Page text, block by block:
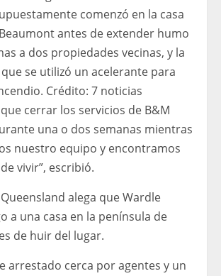
comenzó en la casa
antes de extender humo
a dos propiedades vecinas, y la
se utilizó un acelerante para
Crédito: 7 noticias
cerrar los servicios de B&M
una o dos semanas mientras
nuestro equipo y encontramos
vivir”, escribió.
alega que Wardle
a una casa en la península de
de huir del lugar.
arrestado cerca por agentes y un